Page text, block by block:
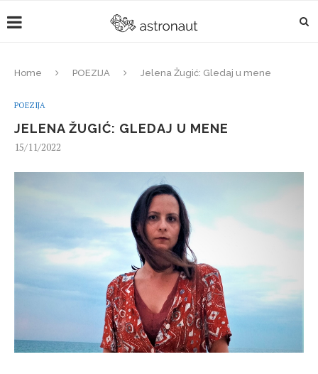
Home POEZIJA Jelena Žugić: Gledaj u mene
POEZIJA
JELENA ŽUGIĆ: GLEDAJ U MENE
15/11/2022